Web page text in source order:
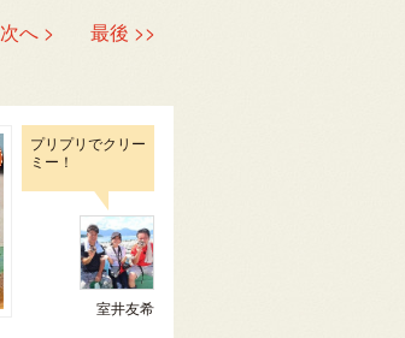
次へ > 最後 >>
プリプリでクリー
ミー！
室井友希